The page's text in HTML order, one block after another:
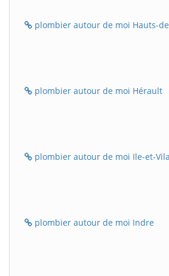
plombier autour de moi Hauts-
plombier autour de moi Hérault
plombier autour de moi Ile-et-
plombier autour de moi Indre